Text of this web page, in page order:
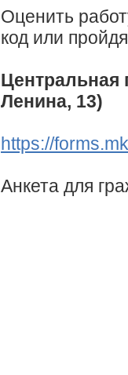
Оценить
код или
Центральная
Ленина, 13)
https://
Анкета для